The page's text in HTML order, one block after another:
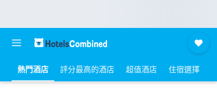
熱門酒店 評分最高的酒店 超值酒店 住宿選擇